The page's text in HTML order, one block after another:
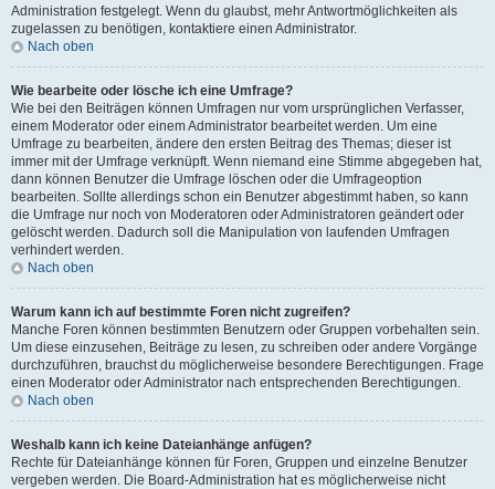
Administration festgelegt. Wenn du glaubst, mehr Antwortmöglichkeiten als
zugelassen zu benötigen, kontaktiere einen Administrator.
Nach oben
Wie bearbeite oder lösche ich eine Umfrage?
Wie bei den Beiträgen können Umfragen nur vom ursprünglichen Verfasser,
einem Moderator oder einem Administrator bearbeitet werden. Um eine
Umfrage zu bearbeiten, ändere den ersten Beitrag des Themas; dieser ist
immer mit der Umfrage verknüpft. Wenn niemand eine Stimme abgegeben hat,
dann können Benutzer die Umfrage löschen oder die Umfrageoption
bearbeiten. Sollte allerdings schon ein Benutzer abgestimmt haben, so kann
die Umfrage nur noch von Moderatoren oder Administratoren geändert oder
gelöscht werden. Dadurch soll die Manipulation von laufenden Umfragen
verhindert werden.
Nach oben
Warum kann ich auf bestimmte Foren nicht zugreifen?
Manche Foren können bestimmten Benutzern oder Gruppen vorbehalten sein.
Um diese einzusehen, Beiträge zu lesen, zu schreiben oder andere Vorgänge
durchzuführen, brauchst du möglicherweise besondere Berechtigungen. Frage
einen Moderator oder Administrator nach entsprechenden Berechtigungen.
Nach oben
Weshalb kann ich keine Dateianhänge anfügen?
Rechte für Dateianhänge können für Foren, Gruppen und einzelne Benutzer
vergeben werden. Die Board-Administration hat es möglicherweise nicht